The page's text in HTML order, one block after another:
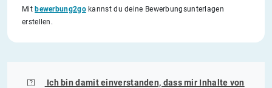
Mitbewerbung2gokannst du deine Bewerbungsunterlagen
erstellen.
Ich bin damit einverstanden, dass mir Inhalte von